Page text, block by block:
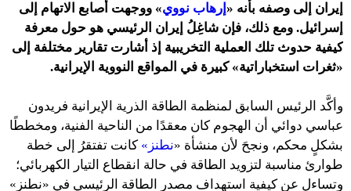
إيران إلى وصفه بأنه «إرهاب نووي» ووجهت أصابع الاتهام إلى
إسرائيل. ومع ذلك، فإن شاغِلُ إيران الرئيسي هو حول معرفة
كيفية حدوث تلك العملية التخريبية إذ أشارت تقارير مختلفة إلى
«ثغرات استخباراتية» كبيرة في المواقع النووية الإيرانية.
وأكَّد الرئيس السابق لمنظمة الطاقة الذرية الإيرانية فريدون
عباسي دوائي أن الهجوم كان معقدًا من الناحية الفنية، ومخططًا
بشكلٍ محكم، ونجحَ لأن منشأة «نطنز» كانت تفتقرُ إلى خطة
طوارئ مناسبة لتزويد الطاقة في حالة انقطاع التيار الكهربائي؛
وتساءل عن كيفية استهداف مصدر الطاقة الرئيسي في «نطنز»